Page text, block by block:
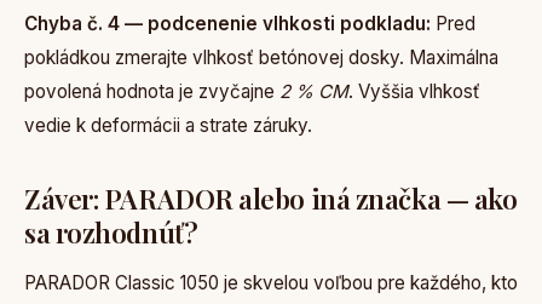
Chyba č. 4 — podcenenie vlhkosti podkladu: Pred
pokládkou zmerajte vlhkosť betónovej dosky. Maximálna
povolená hodnota je zvyčajne 2 % CM. Vyššia vlhkosť
vedie k deformácii a strate záruky.
Záver: PARADOR alebo iná značka — ako
sa rozhodnúť?
PARADOR Classic 1050 je skvelou voľbou pre každého, kto